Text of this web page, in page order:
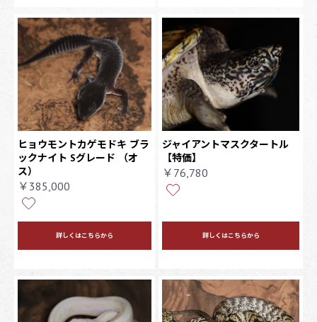
ヒョウモントカゲモドキ ブラ
ックナイト Sグレード
（オ
ス）
￥385,000
詳しくはこちらから
ジャイアントマスクタートル
【特価】
￥76,780
詳しくはこちらから